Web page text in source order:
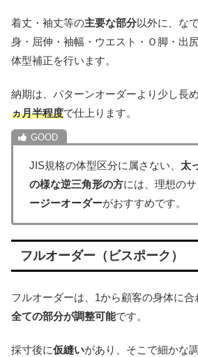
着丈・袖丈等の主要な部分以外に、な
身・屈伸・袖幅・ウエスト・Ｏ脚・出
体型補正を行います。
納期は、パターンオーダーより少し長め
ヵ月半程度で仕上ります。
JIS規格の体型区分に属さない、 太
の様な逆三角形の方には、理想の
ージーオーダーがおすすめです。
フルオーダー（ビスポーク）
フルオーダーは、1から顧客の身体に
全ての部分が調整可能です。
採寸後に仮縫いがあり、そこで細かな